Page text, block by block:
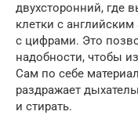
двухсторонний, где
клетки с
с цифрами. Это
надобности, чтобы
Сам по себе
раздражает
и стирать.